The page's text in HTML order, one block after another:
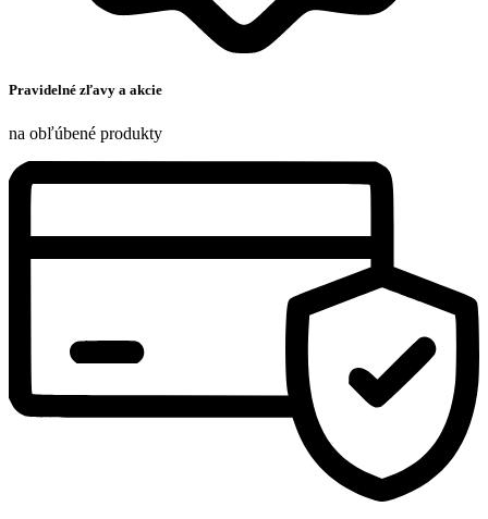
Pravidelné zľavy a akcie
na obľúbené produkty